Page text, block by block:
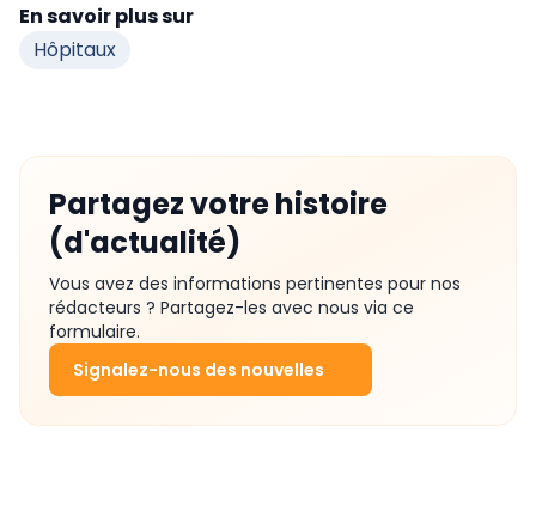
En savoir plus sur
Hôpitaux
Partagez votre histoire
(d'actualité)
Vous avez des informations pertinentes pour nos
rédacteurs ? Partagez-les avec nous via ce
formulaire.
Signalez-nous des nouvelles